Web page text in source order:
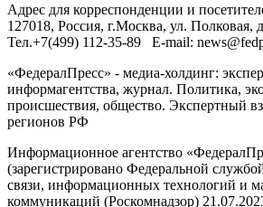
Адрес для корреспонденции и
127018, Россия, г.Москва, ул. Полковая,
Тел.+7(499) 112-35-89 E-mail:
«ФедералПресс» - медиа-холдинг:
информагентства, журнал. Политика,
происшествия, общество. Экспертный
регионов РФ
Информационное агентство
(зарегистрировано Федеральной
связи, информационных технологий и
коммуникаций (Роскомнадзор)